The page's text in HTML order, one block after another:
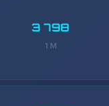
3 798
1 M